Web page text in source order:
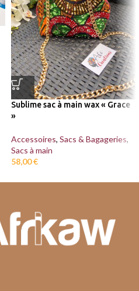
Sublime sac à main wax « Grace
»
Accessoires, Sacs & Bagageries,
Sacs à main
58,00€